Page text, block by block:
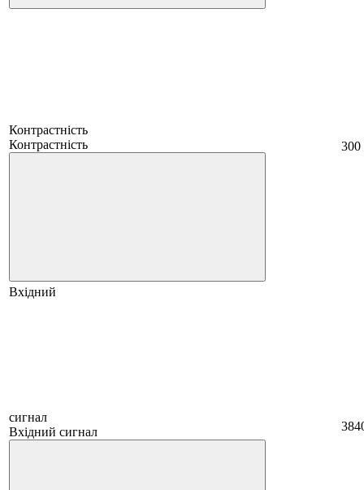
Контрастність
Контрастність
300
Вхідний
сигнал
Вхідний сигнал